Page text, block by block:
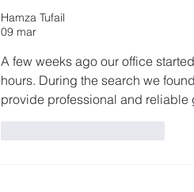
Hamza Tufail
09 mar
A few weeks ago our office
hours. During the search we found
provide professional and reliable